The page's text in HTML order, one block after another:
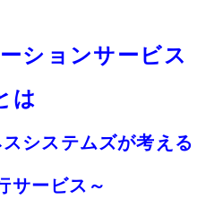
ションサービス
は
システムズが考える
サービス～